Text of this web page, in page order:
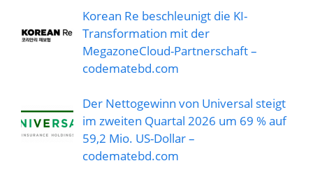
Korean Re beschleunigt die KI-
Transformation mit der
MegazoneCloud-Partnerschaft –
codematebd.com
Der Nettogewinn von Universal steigt
im zweiten Quartal 2026 um 69 % auf
59,2 Mio. US-Dollar –
codematebd.com